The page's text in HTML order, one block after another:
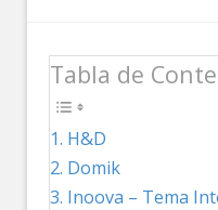
Tabla de
H&D
Domik
Inoova – Tema